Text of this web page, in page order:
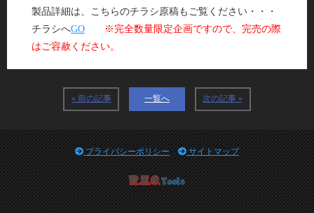
製品詳細は、こちらのチラシ原稿もご覧ください・・・
チラシへGO
※完全数量限定企画ですので、完売の際
はご容赦ください。
« 前の記事 一覧へ 次の記事 »
プライバシーポリシー サイトマップ